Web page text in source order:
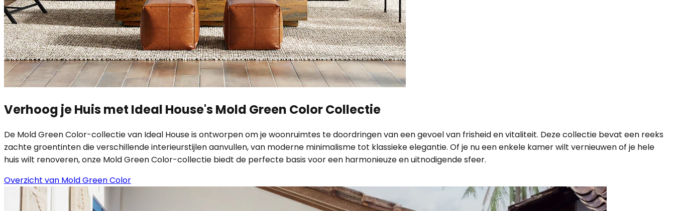
Verhoog je Huis met Ideal House's Mold Green Color Collectie
De Mold Green Color-collectie van Ideal House is ontworpen om je woonruimtes te doordringen van een gevoel van frisheid en vitaliteit. Deze collectie bevat een reeks
zachte groentinten die verschillende interieurstijlen aanvullen, van moderne minimalisme tot klassieke elegantie. Of je nu een enkele kamer wilt vernieuwen of je hele
huis wilt renoveren, onze Mold Green Color-collectie biedt de perfecte basis voor een harmonieuze en uitnodigende sfeer.
Overzicht van Mold Green Color